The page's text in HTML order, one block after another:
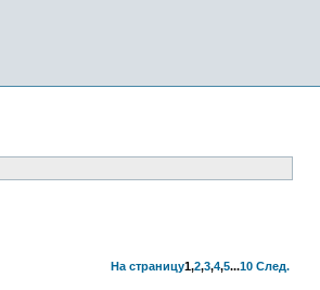
На страницу1,2,3,4,5...10 След.